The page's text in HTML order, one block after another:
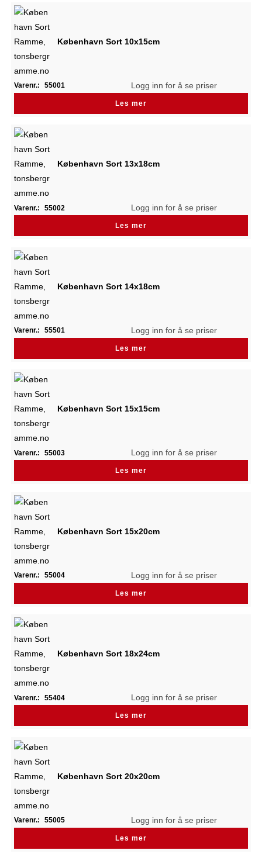
København Sort 10x15cm
Varenr.: 55001 Logg inn for å se priser
Les mer
København Sort 13x18cm
Varenr.: 55002 Logg inn for å se priser
Les mer
København Sort 14x18cm
Varenr.: 55501 Logg inn for å se priser
Les mer
København Sort 15x15cm
Varenr.: 55003 Logg inn for å se priser
Les mer
København Sort 15x20cm
Varenr.: 55004 Logg inn for å se priser
Les mer
København Sort 18x24cm
Varenr.: 55404 Logg inn for å se priser
Les mer
København Sort 20x20cm
Varenr.: 55005 Logg inn for å se priser
Les mer